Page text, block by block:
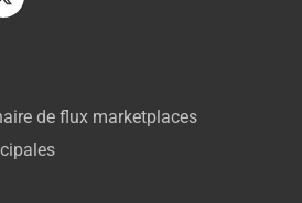
de flux marketplaces